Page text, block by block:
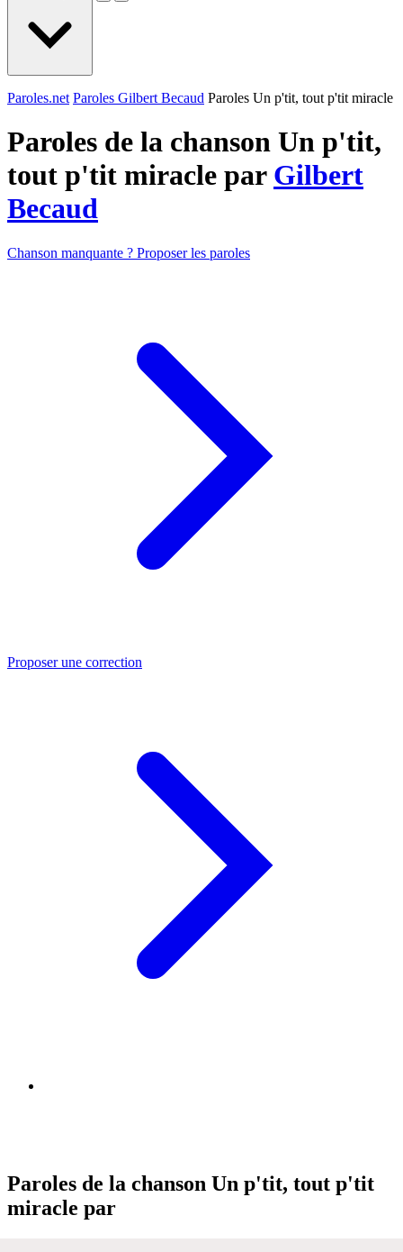
Paroles.net Paroles Gilbert Becaud Paroles Un p'tit, tout p'tit miracle
Paroles de la chanson Un p'tit,
tout p'tit miracle par Gilbert
Becaud
Chanson manquante ? Proposer les paroles
Proposer une correction
Paroles de la chanson Un p'tit, tout p'tit
miracle par